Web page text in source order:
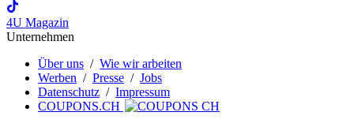
4U Magazin
Unternehmen
Über uns / Wie wir arbeiten
Werben / Presse / Jobs
Datenschutz / Impressum
COUPONS.CH